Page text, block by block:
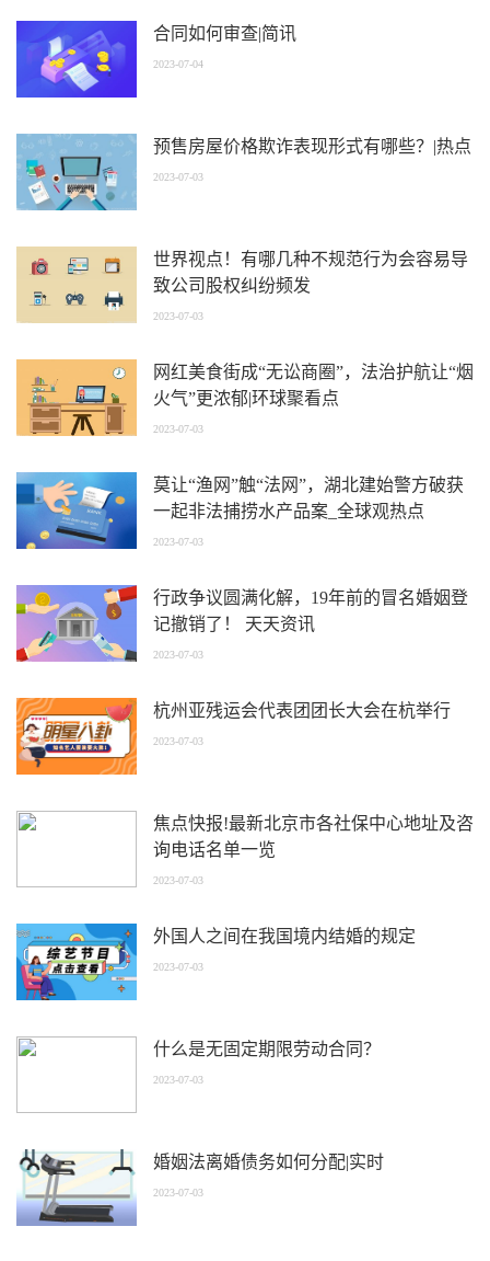
合同如何审查|简讯
2023-07-04
预售房屋价格欺诈表现形式有哪些？|热点
2023-07-03
世界视点！有哪几种不规范行为会容易导
致公司股权纠纷频发
2023-07-03
网红美食街成“无讼商圈”，法治护航让“烟
火气”更浓郁|环球聚看点
2023-07-03
莫让“渔网”触“法网”，湖北建始警方破获
一起非法捕捞水产品案_全球观热点
2023-07-03
行政争议圆满化解，19年前的冒名婚姻登
记撤销了！ 天天资讯
2023-07-03
杭州亚残运会代表团团长大会在杭举行
2023-07-03
焦点快报!最新北京市各社保中心地址及咨
询电话名单一览
2023-07-03
外国人之间在我国境内结婚的规定
2023-07-03
什么是无固定期限劳动合同？
2023-07-03
婚姻法离婚债务如何分配|实时
2023-07-03